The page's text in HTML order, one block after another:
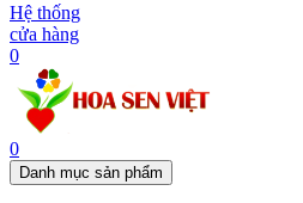
Hệ thống
cửa hàng
0
0
Danh mục sản phẩm